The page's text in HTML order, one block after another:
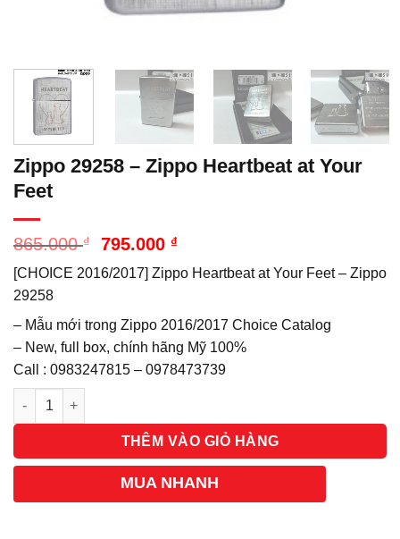
Zippo 29258 – Zippo Heartbeat at Your
Feet
865.000₫
Giá
là:
795.000 ₫
tại
795.000 ₫.
[CHOICE 2016/2017] Zippo Heartbeat at Your Feet – Zippo
29258
– Mẫu mới trong Zippo 2016/2017 Choice Catalog
– New, full box, chính hãng Mỹ 100%
Call : 0983247815 – 0978473739
Số lượng
THÊM VÀO GIỎ HÀNG
MUA NHANH